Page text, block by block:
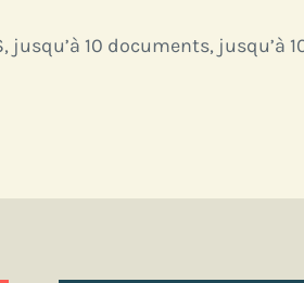
10 documents, jusqu’à